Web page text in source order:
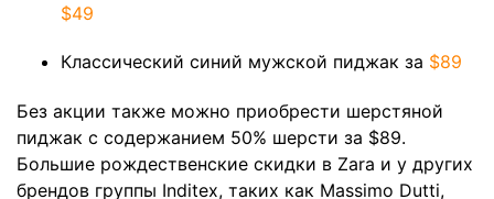
$49
Классический синий мужской пиджак за $89
Без акции также можно приобрести ​шерстяной
пиджак с содержанием 50% шерсти за $89.
Большие рождественские скидки в Zara и у других
брендов группы Inditex, таких как Massimo Dutti,